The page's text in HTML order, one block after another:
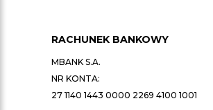
RACHUNEK BANKOWY
MBANK S.A.
NR KONTA:
27 1140 1443 0000 2269 4100 1001